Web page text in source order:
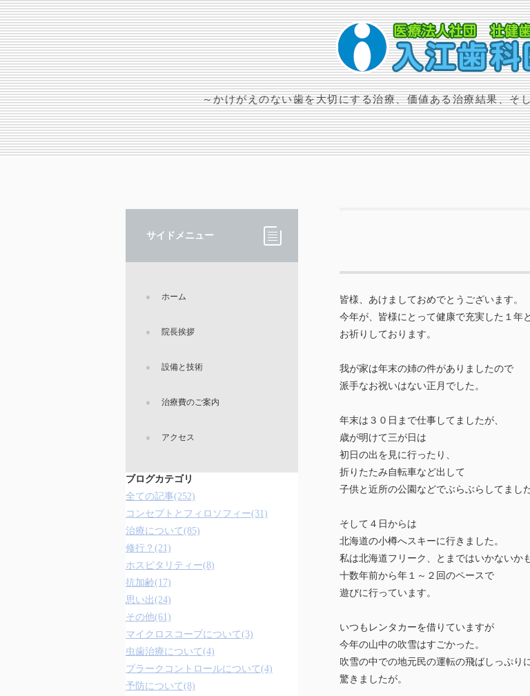
～かけがえのない歯を大切にする治療、価値ある治療結果、そ
皆様、あけましておめでとうございます。
今年が、皆様にとって健康で充実した１年
お祈りしております。
我が家は年末の姉の件がありましたので
派手なお祝いはない正月でした。
年末は３０日まで仕事してましたが、
歳が明けて三が日は
初日の出を見に行ったり、
折りたたみ自転車など出して
子供と近所の公園などでぶらぶらしてました
そして４日からは
北海道の小樽へスキーに行きました。
私は北海道フリーク、とまではいかないか
十数年前から年１～２回のペースで
遊びに行っています。
いつもレンタカーを借りていますが
今年の山中の吹雪はすごかった。
吹雪の中での地元民の運転の飛ばしっぷり
驚きましたが。
サイドメニュー
ホーム
院長挨拶
設備と技術
治療費のご案内
アクセス
ブログカテゴリ
全ての記事(252)
コンセプトとフィロソフィー(31)
治療について(85)
修行？(21)
ホスピタリティー(8)
抗加齢(17)
思い出(24)
その他(61)
マイクロスコープについて(3)
虫歯治療について(4)
プラークコントロールについて(4)
予防について(8)